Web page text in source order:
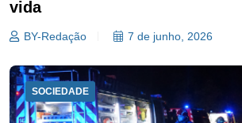
vida
BY-Redação 7 de junho, 2026
SOCIEDADE